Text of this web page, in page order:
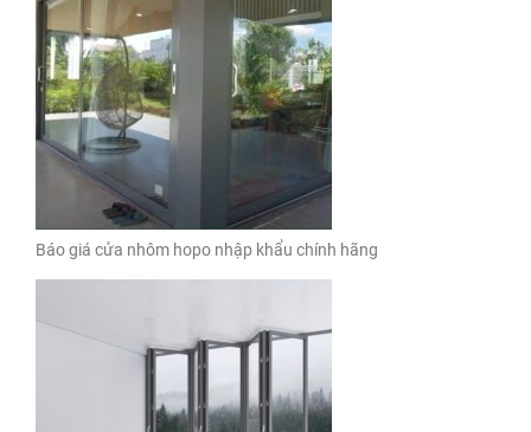
Báo giá cửa nhôm hopo nhập khẩu chính hãng